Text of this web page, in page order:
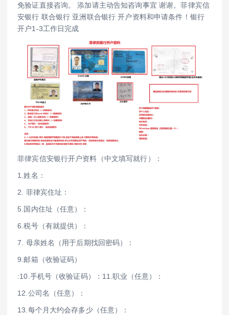
免验证直接咨询。 添加请主动告知咨询事宜 谢谢。菲律宾信
安银行 联合银行 亚洲联合银行 开户资料和申请条件！银行
开户1-3工作日完成
菲律宾信安银行开户资料（中文填写就行）：
1.姓名：
2. 菲律宾住址：
5.国内住址（任意）：
6.税号（有就提供）：
7. 母亲姓名（用于后期找回密码）：
9.邮箱（收验证码）
:10.手机号（收验证码）：11.职业（任意）：
12.公司名（任意）：
13.每个月大约会存多少（任意）：